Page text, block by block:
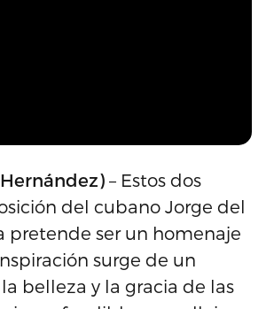
– Estos dos
del cubano Jorge del
pretende ser un homenaje
surge de un
belleza y la gracia de las